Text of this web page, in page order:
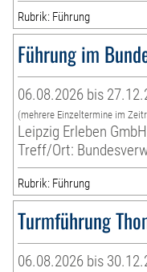
Rubrik: Führung
Führung im
06.08.2026 bis
(mehrere Einzeltermine im
Leipzig Erleben GmbH
Treff/Ort:
Rubrik: Führung
Turmführung
06.08.2026 bis